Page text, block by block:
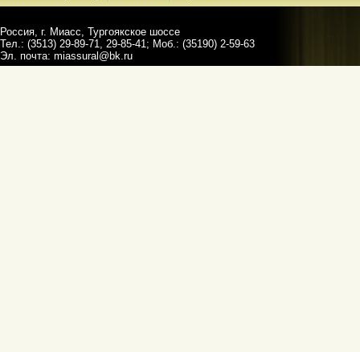
Россия, г. Миасс, Тургоякское шоссе
Тел.: (3513) 29-89-71, 29-85-41; Моб.: (35190) 2-59-63
Эл. почта: miassural@bk.ru